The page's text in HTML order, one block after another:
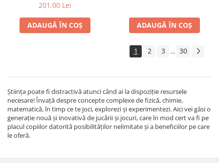
201,00 Lei
ADAUGĂ ÎN COȘ ADAUGĂ ÎN COȘ
1 2 3 ... 30
Știința poate fi distractivă atunci când ai la dispoziție resursele
necesare! Învață despre concepte complexe de fizică, chimie,
matematică, în timp ce te joci, explorezi și experimentezi. Aici vei găsi o
generație nouă și inovativă de jucării și jocuri, care în mod cert va fi pe
placul copiilor datorită posibilităților nelimitate și a beneficiilor pe care
le oferă.